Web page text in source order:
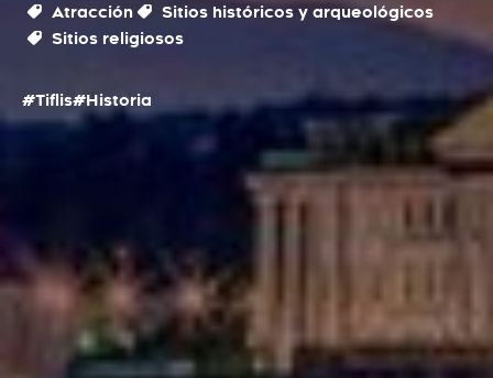
Atracción
Sitios históricos y arqueológicos
Sitios religiosos
#Tiflis#Historia